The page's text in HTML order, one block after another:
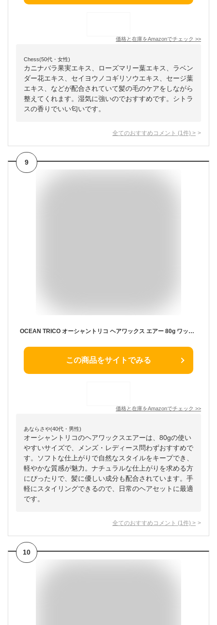
価格と在庫をAmazonでチェック >>
Chess(50代・女性)
カニナバラ果実エキス、ローズマリー葉エキス、ラベン
ダー花エキス、セイヨウノコギリソウエキス、セージ葉
エキス、などが配合されていて髪の毛のケアをしながら
整えてくれます。湿気に強いのでおすすめです。シトラ
スの香りでいい匂いです。
全てのおすすめコメント (1 件) >
9
OCEAN TRICO オーシャントリコ ヘアワックス エアー 80g ワックス メンズ レディース ソフト ナチュラル
この商品をサイトでみる
価格と在庫をAmazonでチェック >>
あならさや(40代・男性)
オーシャントリコのヘアワックスエアーは、80gの使い
やすいサイズで、メンズ・レディース問わずおすすめで
す。ソフトな仕上がりで自然なスタイルをキープでき、
軽やかな質感が魅力。ナチュラルな仕上がりを求める方
にぴったりで、髪に優しい成分も配合されています。手
軽にスタイリングできるので、日常のヘアセットに最適
です。
全てのおすすめコメント (1 件) >
10